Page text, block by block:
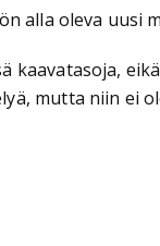
alla oleva uusi
kaavatasoja,
mutta niin ei